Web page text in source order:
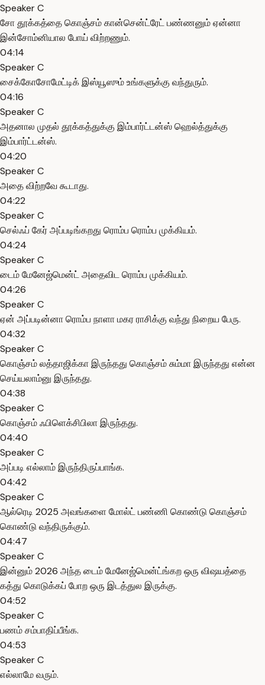
Speaker C
சோ தூக்கத்தை கொஞ்சம் கான்சென்ட்ரேட் பண்ணனும் ஏன்னா
இன்சோம்னியால போய் விற்றணும்.
04:14
Speaker C
சைக்கோசோமேட்டிக் இஸ்யூஸும் உங்களுக்கு வந்துரும்.
04:16
Speaker C
அதனால முதல் தூக்கத்துக்கு இம்பார்ட்டன்ஸ் ஹெல்த்துக்கு
இம்பார்ட்டன்ஸ்.
04:20
Speaker C
அதை விற்றவே கூடாது.
04:22
Speaker C
செல்ஃப் கேர் அப்படிங்கறது ரொம்ப ரொம்ப முக்கியம்.
04:24
Speaker C
டைம் மேனேஜ்மென்ட் அதைவிட ரொம்ப முக்கியம்.
04:26
Speaker C
ஏன் அப்படின்னா ரொம்ப நாளா மகர ராசிக்கு வந்து நிறைய பேரு.
04:32
Speaker C
கொஞ்சம் லத்தாஜிக்கா இருந்தது கொஞ்சம் சும்மா இருந்தது என்ன
செய்யலாம்னு இருந்தது.
04:38
Speaker C
கொஞ்சம் ஃபிளெக்சிபிலா இருந்தது.
04:40
Speaker C
அப்படி எல்லாம் இருந்திருப்பாங்க.
04:42
Speaker C
ஆல்ரெடி 2025 அவங்களை மோல்ட் பண்ணி கொண்டு கொஞ்சம்
கொண்டு வந்திருக்கும்.
04:47
Speaker C
இன்னும் 2026 அந்த டைம் மேனேஜ்மென்ட்ங்கற ஒரு விஷயத்தை
கத்து கொடுக்கப் போற ஒரு இடத்துல இருக்கு.
04:52
Speaker C
பணம் சம்பாதிப்பீங்க.
04:53
Speaker C
எல்லாமே வரும்.